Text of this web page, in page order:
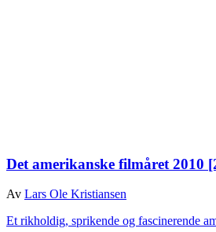
Det amerikanske filmåret 2010
Av Lars Ole Kristiansen
Et rikholdig, sprikende og fascinerende